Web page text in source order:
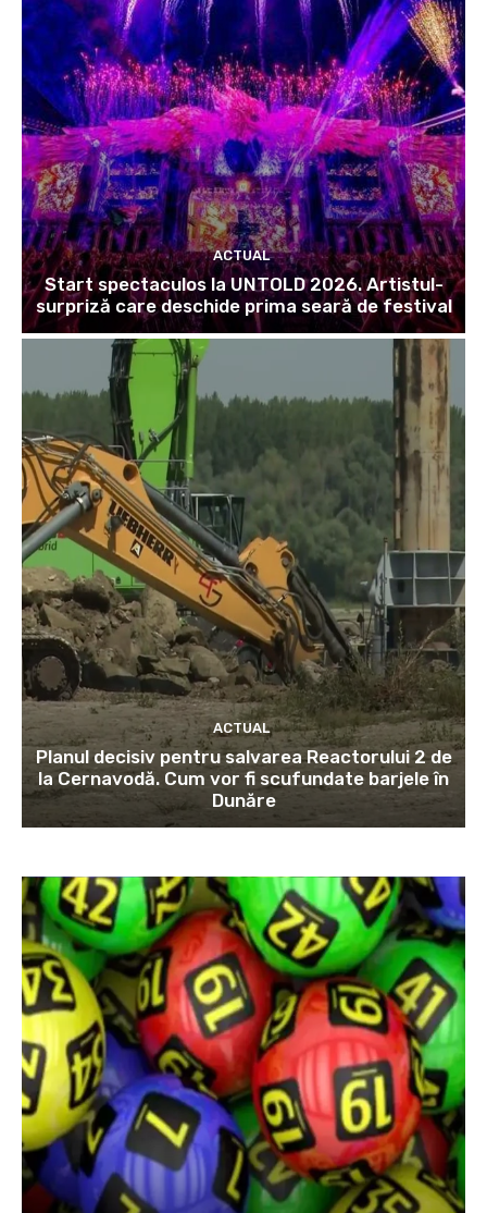
ACTUAL
Start spectaculos la UNTOLD 2026. Artistul-
surpriză care deschide prima seară de festival
ACTUAL
Planul decisiv pentru salvarea Reactorului 2 de
la Cernavodă. Cum vor fi scufundate barjele în
Dunăre